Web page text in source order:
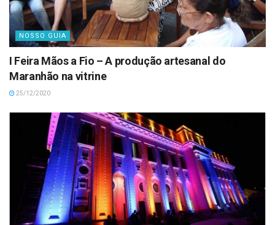
NOSSO GUIA
I Feira Mãos a Fio – A produção artesanal do
Maranhão na vitrine
25/12/2020